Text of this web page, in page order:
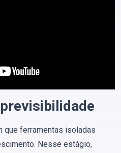
que ferramentas isoladas
Nesse estágio,